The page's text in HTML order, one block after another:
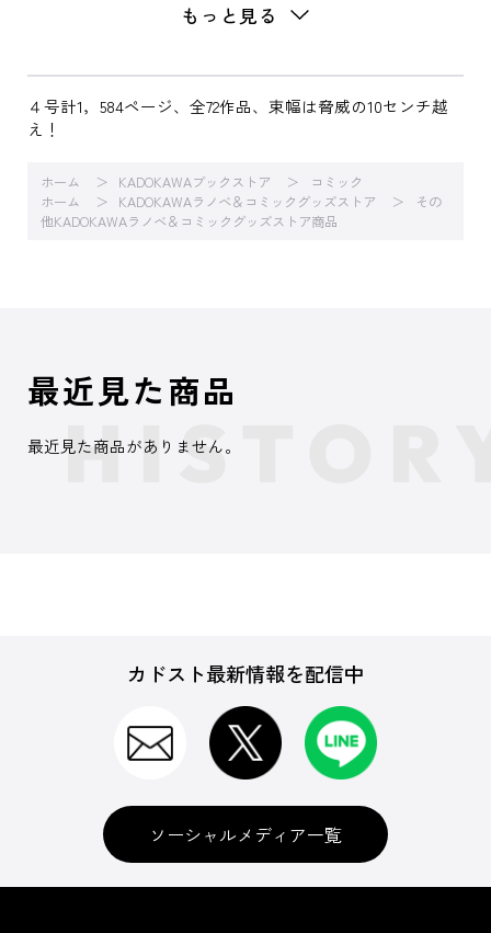
もっと見る
４号計1，584ページ、全72作品、束幅は脅威の10センチ越
え！
ホーム KADOKAWAブックストア
コミック
ホーム
KADOKAWAラノベ＆コミックグッズストア
その
他KADOKAWAラノベ＆コミックグッズストア商品
最近見た商品
最近見た商品がありません。
カドスト最新情報を配信中
ソーシャルメディア一覧